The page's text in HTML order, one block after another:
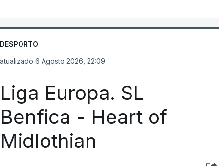
DESPORTO
atualizado 6 Agosto 2026, 22:09
Liga Europa. SL
Benfica - Heart of
Midlothian